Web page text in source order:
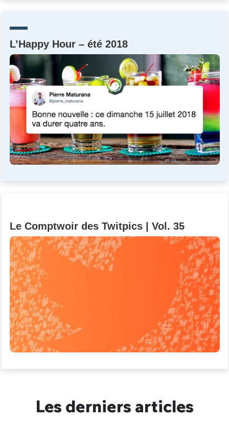
L’Happy Hour – été 2018
Le Comptwoir des Twitpics | Vol. 35
Les derniers articles
C'EST PARTI